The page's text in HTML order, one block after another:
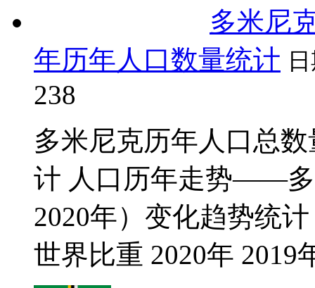
多米尼
年历年人口数量统计
238
多米尼克历年人口总
计 人口历年走势——多
2020年）变化趋势统
世界比重 2020年 2019